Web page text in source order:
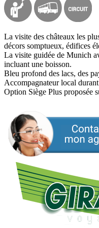
La visite des châteaux les
décors somptueux, édifices
La visite guidée de Munich
incluant une boisson.
Bleu profond des lacs, des
Accompagnateur local
Option Siège Plus proposée